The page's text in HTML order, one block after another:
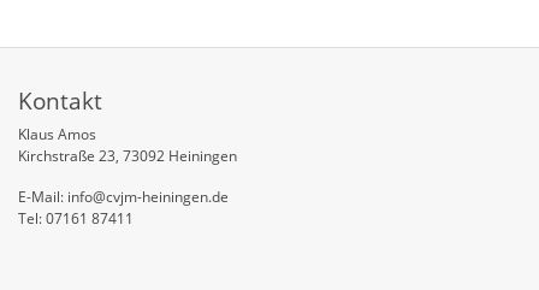
Kontakt
Klaus Amos
Kirchstraße 23, 73092 Heiningen
E-Mail: info@cvjm-heiningen.de
Tel: 07161 87411